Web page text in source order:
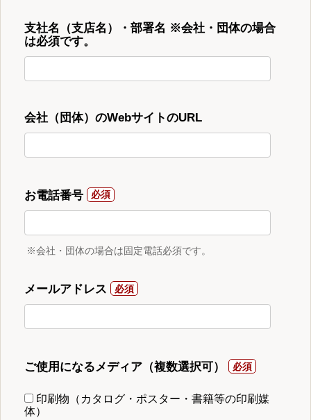
支社名（支店名）・部署名 ※会社・団体の場合
は必須です。
会社（団体）のWebサイトのURL
お電話番号
※会社・団体の場合は固定電話必須です。
メールアドレス
ご使用になるメディア（複数選択可）
印刷物（カタログ・ポスター・書籍等の印刷媒
体）